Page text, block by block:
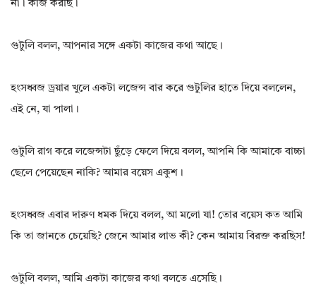
না। কাজ করছি।
গুটুলি বলল, আপনার সঙ্গে একটা কাজের কথা আছে।
হংসধ্বজ ড্রয়ার খুলে একটা লজেন্স বার করে গুটুলির হাতে দিয়ে বললেন,
এই নে, যা পালা।
গুটুলি রাগ করে লজেন্সটা ছুঁড়ে ফেলে দিয়ে বলল, আপনি কি আমাকে বাচ্চা
ছেলে পেয়েছেন নাকি? আমার বয়েস একুশ।
হংসধ্বজ এবার দারুণ ধমক দিয়ে বলল, আ মলো যা! তোর বয়েস কত আমি
কি তা জানতে চেয়েছি? জেনে আমার লাভ কী? কেন আমায় বিরক্ত করছিস!
গুটুলি বলল, আমি একটা কাজের কথা বলতে এসেছি।